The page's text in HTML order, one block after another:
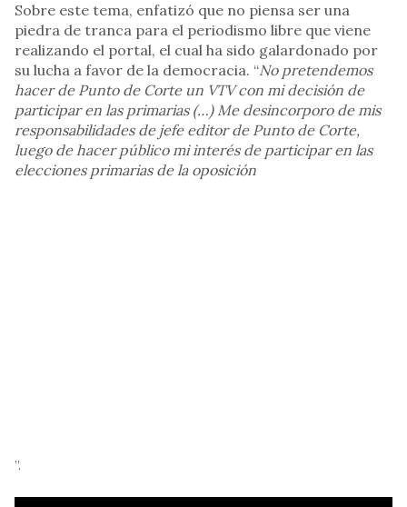
Sobre este tema, enfatizó que no piensa ser una
piedra de tranca para el periodismo libre que viene
realizando el portal, el cual ha sido galardonado por
su lucha a favor de la democracia. “No pretendemos
hacer de Punto de Corte un VTV con mi decisión de
participar en las primarias (…) Me desincorporo de mis
responsabilidades de jefe editor de Punto de Corte,
luego de hacer público mi interés de participar en las
elecciones primarias de la oposición
”.